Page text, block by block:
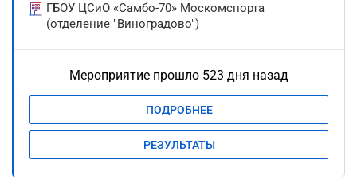
ГБОУ ЦСиО «Самбо-70» Москомспорта
(отделение "Виноградово")
Мероприятие прошло 523 дня назад
ПОДРОБНЕЕ
РЕЗУЛЬТАТЫ